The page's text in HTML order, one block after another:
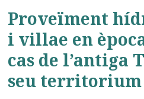
Proveïment
i villae en
cas de l’antiga
seu territorium